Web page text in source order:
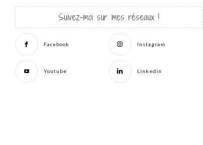
Suivez-moi sur mes réseaux !
Facebook Instagram
Youtube Linkedin